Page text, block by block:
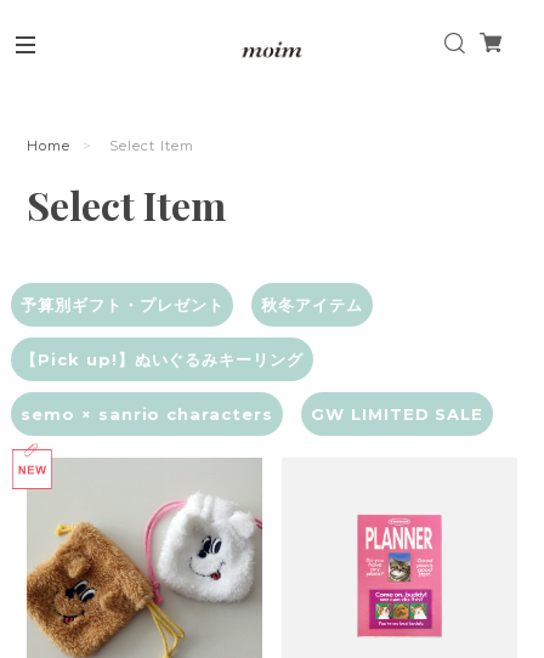
Home Select Item
Select Item
予算別ギフト・プレゼント 秋冬アイテム
【Pick up!】ぬいぐるみキーリング
semo × sanrio characters GW LIMITED SALE